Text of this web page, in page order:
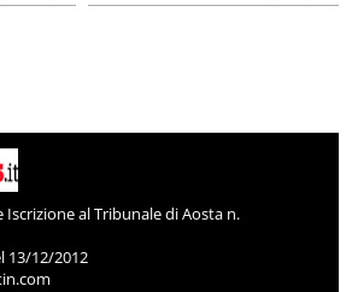
al Tribunale di Aosta n.
13/12/2012